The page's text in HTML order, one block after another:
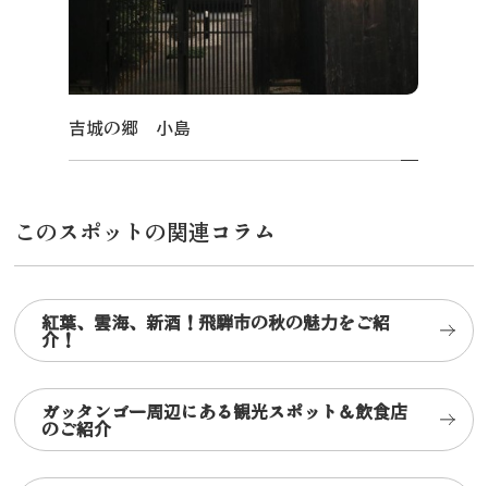
吉城の郷 小島
このスポットの関連コラム
紅葉、雲海、新酒！飛騨市の秋の魅力をご紹
介！
ガッタンゴー周辺にある観光スポット＆飲食店
のご紹介